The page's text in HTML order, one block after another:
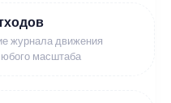
журнала движения
масштаба